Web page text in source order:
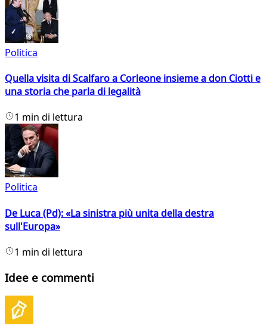
Politica
Quella visita di Scalfaro a Corleone insieme a don Ciotti e
una storia che parla di legalità
1 min di lettura
Politica
De Luca (Pd): «La sinistra più unita della destra
sull'Europa»
1 min di lettura
Idee e commenti